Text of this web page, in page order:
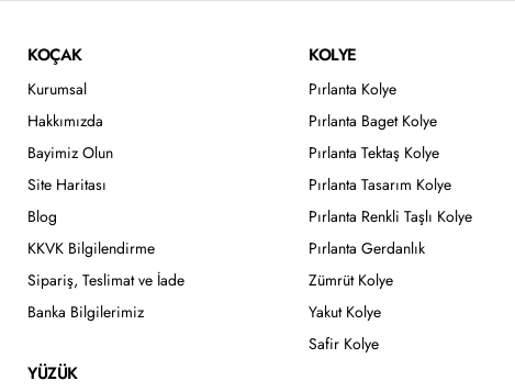
KOÇAK
Kurumsal
Hakkımızda
Bayimiz Olun
Site Haritası
Blog
KKVK Bilgilendirme
Sipariş, Teslimat ve İade
Banka Bilgilerimiz
YÜZÜK
KOLYE
Pırlanta Kolye
Pırlanta Baget Kolye
Pırlanta Tektaş Kolye
Pırlanta Tasarım Kolye
Pırlanta Renkli Taşlı Kolye
Pırlanta Gerdanlık
Zümrüt Kolye
Yakut Kolye
Safir Kolye